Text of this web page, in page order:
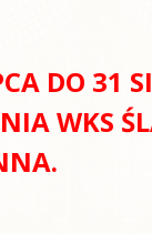
DO 31
WKS